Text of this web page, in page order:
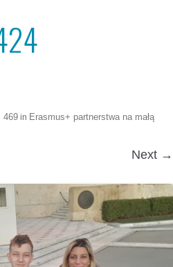
469 in Erasmus+ partnerstwa na małą
Next →